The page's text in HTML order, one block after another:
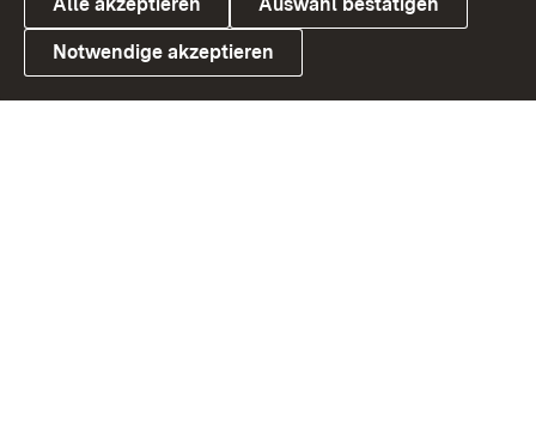
Link zum Landesportal
Notwendige akzeptieren